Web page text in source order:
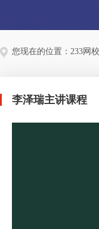
您现在的位置： 233网校
李泽瑞主讲课程